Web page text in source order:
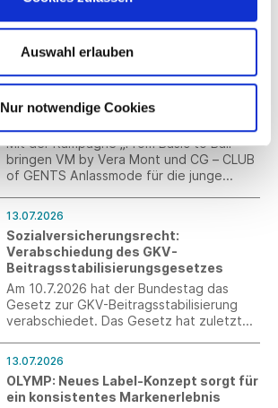
Auswahl erlauben
Nur notwendige Cookies
Erstellung von Nachhaltigkeitsberichten
nach ESRS und VSME – vom ersten Schritt
CG – CLUB of GENTS und VM by Vera
Mont launchen gemeinsame
Mit der Kampagne „From Basic to Ball“
bringen VM by Vera Mont und CG – CLUB
of GENTS Anlassmode für die junge
perfekt abgestimmte Couple-Outfits.
13.07.2026
Sozialversicherungsrecht:
Verabschiedung des GKV-
Beitragsstabilisierungsgesetzes
Am 10.7.2026 hat der Bundestag das
Gesetz zur GKV-Beitragsstabilisierung
verabschiedet. Das Gesetz hat zuletzt
Bundesrat beraten und verabschiedet.
13.07.2026
OLYMP: Neues Label-Konzept sorgt für
ein konsistentes Markenerlebnis